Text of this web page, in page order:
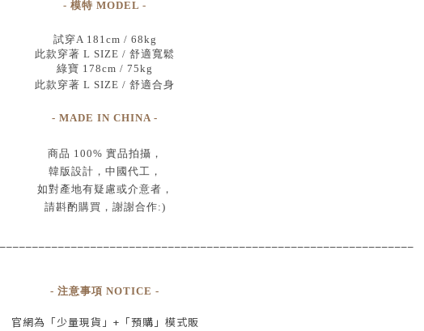
- 模特 MODEL -
試穿A 181cm / 68kg
此款穿著 L SIZE / 舒適寬鬆
綠寶 178cm / 75kg
此款穿著 L SIZE / 舒適合身
- MADE IN CHINA -
商品 100% 實品拍攝 ，
韓版設計，中國代工 ，
如對產地有疑慮或介意者，
請斟酌購買， 謝謝合作:)
- 注意事項 NOTICE -
官網為 「少量現貨」+ 「預購」模式販